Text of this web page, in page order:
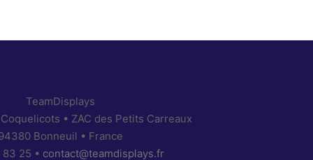
TeamDisplays
• ZAC des Petits Carreaux
Bonneuil • France
25 • contact@teamdisplays.fr